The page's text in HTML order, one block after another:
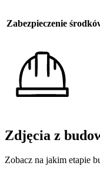
Zabezpieczenie
Zdjęcia z
Zobacz na jakim etapie